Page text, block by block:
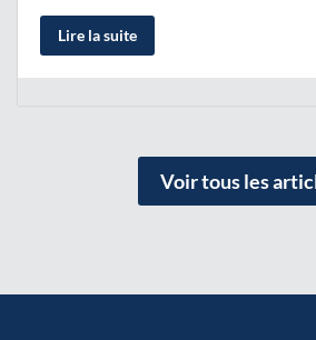
Lire la suite
Voir tous les